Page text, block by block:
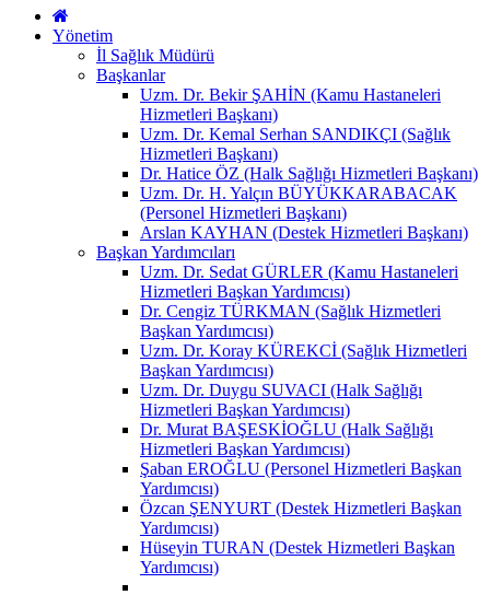
Yönetim
İl Sağlık Müdürü
Başkanlar
Uzm. Dr. Bekir ŞAHİN (Kamu Hastaneleri
Hizmetleri Başkanı)
Uzm. Dr. Kemal Serhan SANDIKÇI (Sağlık
Hizmetleri Başkanı)
Dr. Hatice ÖZ (Halk Sağlığı Hizmetleri Başkanı)
Uzm. Dr. H. Yalçın BÜYÜKKARABACAK
(Personel Hizmetleri Başkanı)
Arslan KAYHAN (Destek Hizmetleri Başkanı)
Başkan Yardımcıları
Uzm. Dr. Sedat GÜRLER (Kamu Hastaneleri
Hizmetleri Başkan Yardımcısı)
Dr. Cengiz TÜRKMAN (Sağlık Hizmetleri
Başkan Yardımcısı)
Uzm. Dr. Koray KÜREKCİ (Sağlık Hizmetleri
Başkan Yardımcısı)
Uzm. Dr. Duygu SUVACI (Halk Sağlığı
Hizmetleri Başkan Yardımcısı)
Dr. Murat BAŞESKİOĞLU (Halk Sağlığı
Hizmetleri Başkan Yardımcısı)
Şaban EROĞLU (Personel Hizmetleri Başkan
Yardımcısı)
Özcan ŞENYURT (Destek Hizmetleri Başkan
Yardımcısı)
Hüseyin TURAN (Destek Hizmetleri Başkan
Yardımcısı)